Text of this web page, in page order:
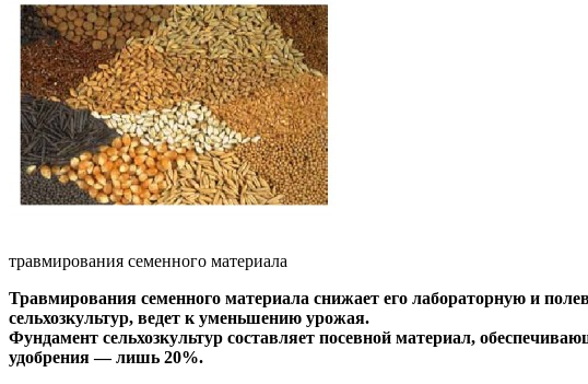
травмирования семенного материала
Травмирования семенного материала снижает его лабораторную и
сельхозкультур, ведет к уменьшению урожая.
Фундамент сельхозкультур составляет посевной материал,
удобрения — лишь 20%.